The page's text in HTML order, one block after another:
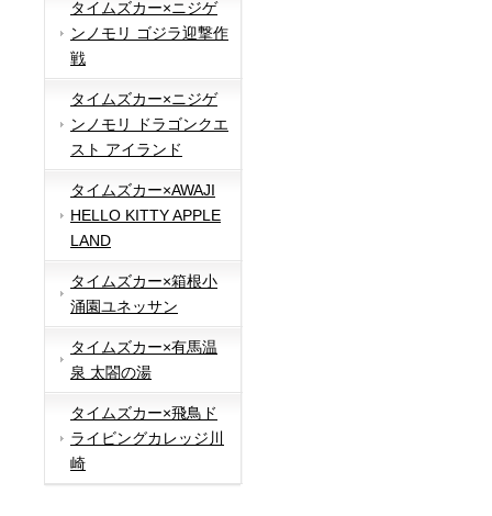
タイムズカー×ニジゲ
ンノモリ ゴジラ迎撃作
戦
タイムズカー×ニジゲ
ンノモリ ドラゴンクエ
スト アイランド
タイムズカー×AWAJI
HELLO KITTY APPLE
LAND
タイムズカー×箱根小
涌園ユネッサン
タイムズカー×有馬温
泉 太閤の湯
タイムズカー×飛鳥ド
ライビングカレッジ川
崎